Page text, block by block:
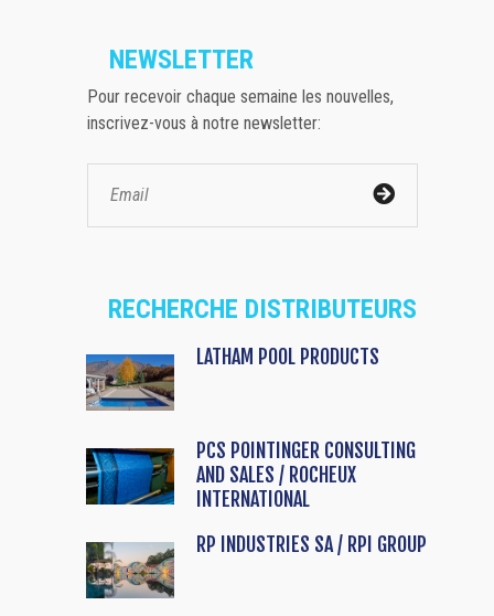
NEWSLETTER
Pour recevoir chaque semaine les nouvelles,
inscrivez-vous à notre newsletter:
RECHERCHE DISTRIBUTEURS
LATHAM POOL PRODUCTS
PCS POINTINGER CONSULTING
AND SALES / ROCHEUX
INTERNATIONAL
RP INDUSTRIES SA / RPI GROUP